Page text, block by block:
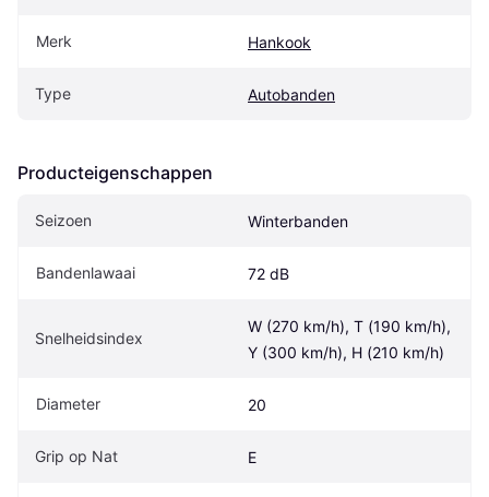
Merk Hankook
Type Autobanden
Producteigenschappen
Seizoen Winterbanden
Bandenlawaai 72 dB
Snelheidsindex
W (270 km/h), T (190 km/h),
Y (300 km/h), H (210 km/h)
Diameter 20
Grip op Nat E